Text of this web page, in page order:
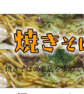
焼きそばの名店を求め